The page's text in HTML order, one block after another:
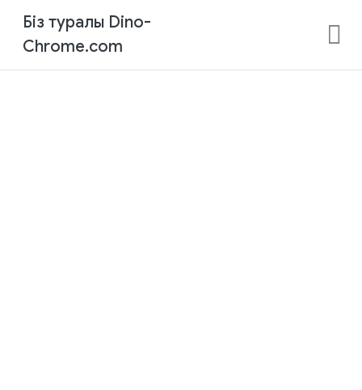
Біз туралы Dino-
Chrome.com